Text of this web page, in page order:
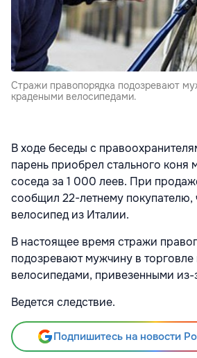
Стражи правопорядка подозревают
крадеными велосипедами.
В ходе беседы с
парень приобрел стального коня
соседа за 1 000 леев. При
сообщил 22-летнему покупателю,
велосипед из Италии.
В настоящее время стражи
подозревают мужчину в
велосипедами, привезенными из-
Ведется следствие.
Подпишитесь на новости